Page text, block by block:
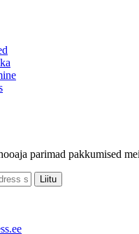
parimad pakkumised
Liitu